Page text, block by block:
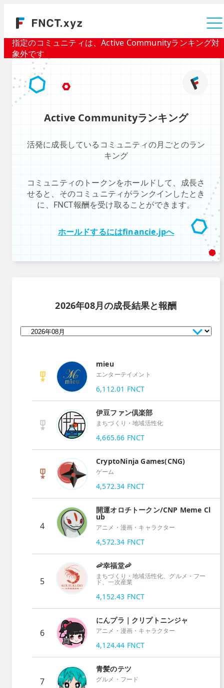
指定のコミュニティは、Active Communityランキング対
象外です
Active Communityランキング
活発に成長しているコミュニティの月ごとのラン
キング
コミュニティのトークンをホールドして、成長さ
せると、そのコミュニティがランクインしたとき
に、FNCT報酬を受け取ることができます。
ホールドするにはfinancie.jpへ
2026年08月の成長結果と報酬
mieu
エンターテイメント
6,112.01 FNCT
伊豆ファン倶楽部
まちづくり・地域活性化
4,665.66 FNCT
CryptoNinja Games(CNG)
ゲーム
4,572.34 FNCT
4
開運オロチトークン/CNP Meme Cl
ub
アニメ・漫画・キャラクター
4,572.34 FNCT
5
🦐幸福堂🦐
まちづくり・地域活性化、グルメ・フー
ド、一次産業
4,152.43 FNCT
6
にんプラ｜クリプトニンジャ
アニメ・漫画・キャラクター
4,124.44 FNCT
7
青髪のテツ
グルメ・フード